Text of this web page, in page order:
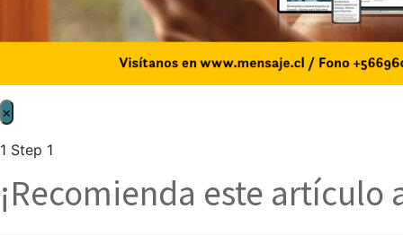
×
1 Step 1
¡Recomienda este artículo